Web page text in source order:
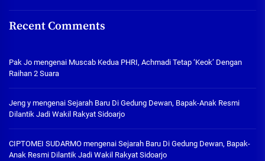
Recent Comments
Pak Jo mengenai Muscab Kedua PHRI, Achmadi Tetap ‘Keok’ Dengan
Raihan 2 Suara
Jeng y mengenai Sejarah Baru Di Gedung Dewan, Bapak-Anak Resmi
Dilantik Jadi Wakil Rakyat Sidoarjo
CIPTOMEI SUDARMO mengenai Sejarah Baru Di Gedung Dewan, Bapak-
Anak Resmi Dilantik Jadi Wakil Rakyat Sidoarjo